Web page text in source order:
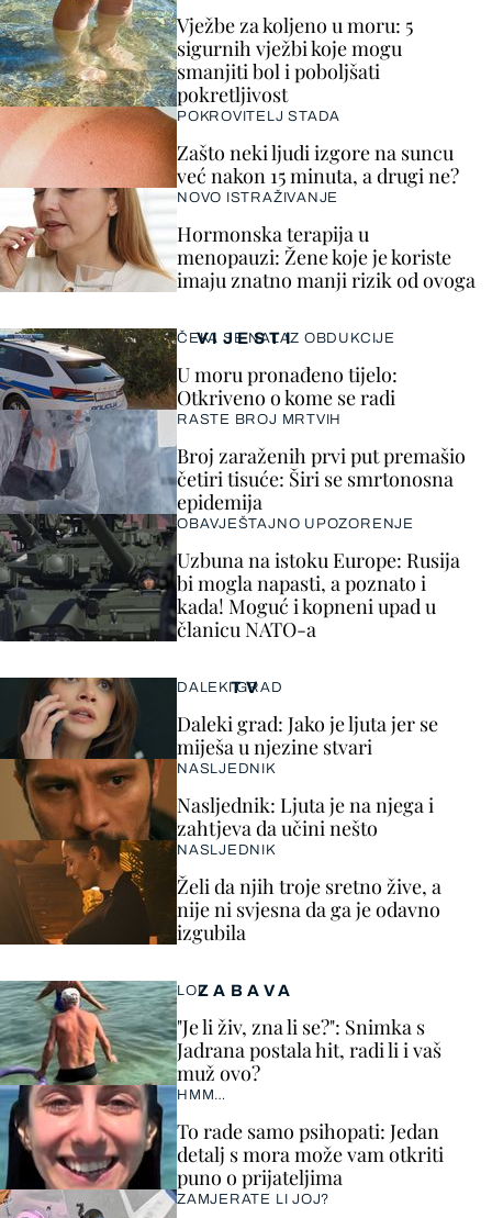
VIJESTI
ČEKA SE NALAZ OBDUKCIJE
U moru pronađeno tijelo:
Otkriveno o kome se radi
RASTE BROJ MRTVIH
Broj zaraženih prvi put premašio
četiri tisuće: Širi se smrtonosna
epidemija
OBAVJEŠTAJNO UPOZORENJE
Uzbuna na istoku Europe: Rusija
bi mogla napasti, a poznato i
kada! Moguć i kopneni upad u
članicu NATO-a
Vježbe za koljeno u moru: 5
sigurnih vježbi koje mogu
smanjiti bol i poboljšati
pokretljivost
POKROVITELJ STADA
Zašto neki ljudi izgore na suncu
već nakon 15 minuta, a drugi ne?
NOVO ISTRAŽIVANJE
Hormonska terapija u
menopauzi: Žene koje je koriste
imaju znatno manji rizik od ovoga
ZABAVA
LOL
"Je li živ, zna li se?": Snimka s
Jadrana postala hit, radi li i vaš
muž ovo?
HMM…
To rade samo psihopati: Jedan
detalj s mora može vam otkriti
puno o prijateljima
ZAMJERATE LI JOJ?
TV
DALEKI GRAD
Daleki grad: Jako je ljuta jer se
miješa u njezine stvari
NASLJEDNIK
Nasljednik: Ljuta je na njega i
zahtjeva da učini nešto
NASLJEDNIK
Želi da njih troje sretno žive, a
nije ni svjesna da ga je odavno
izgubila